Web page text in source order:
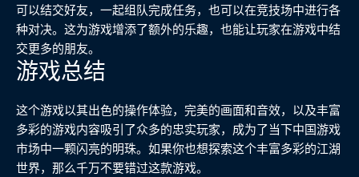
可以结交好友，一起组队完成任务，也可以在竞技场中进行各
种对决。这为游戏增添了额外的乐趣，也能让玩家在游戏中结
交更多的朋友。
游戏总结
这个游戏以其出色的操作体验，完美的画面和音效，以及丰富
多彩的游戏内容吸引了众多的忠实玩家，成为了当下中国游戏
市场中一颗闪亮的明珠。如果你也想探索这个丰富多彩的江湖
世界，那么千万不要错过这款游戏。